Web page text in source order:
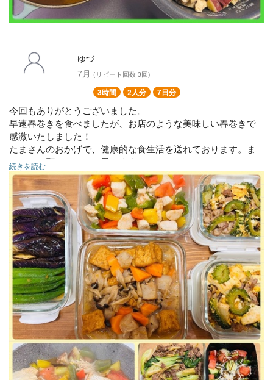
ゆづ
7月 (リピート回数 3回)
3時間 2人分 7日分
今回もありがとうございました。
早速春巻きを食べましたが、お店のような美味しい春巻きで
感激いたしました！
たまさんのおかげで、健康的な食生活を送れております。ま
たぜひお願いしたいと思います。
⚪︎春巻き
⚪︎揚げ高野豆腐の胡麻和え
⚪︎ゴーヤチャンプル
⚪︎チキンとパプリカレモン塩麹炒め
⚪︎牛肉と青梗菜オイスターソース炒め
⚪︎じゃがいもバターコーン煮
⚪︎厚揚げとこんにゃく煮物
⚪︎鯛のアクアパッツァ
⚪︎ナスとオクラ揚げ浸し
⚪︎野菜のもずく酢和え
続きを読む